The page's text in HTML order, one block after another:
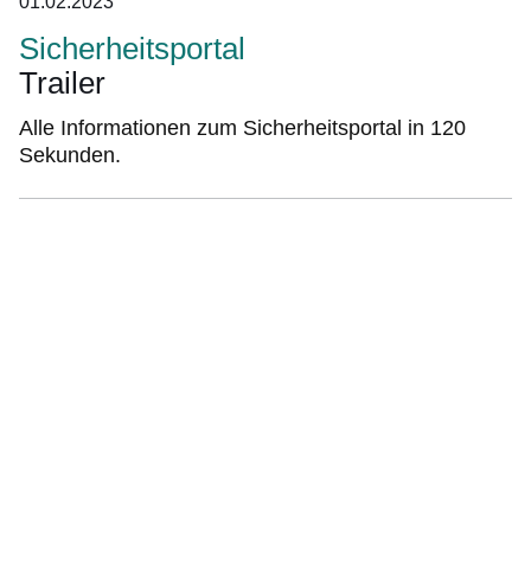
Sicherheitsportal
Trailer
Alle Informationen zum Sicherheitsportal in 120
Sekunden.